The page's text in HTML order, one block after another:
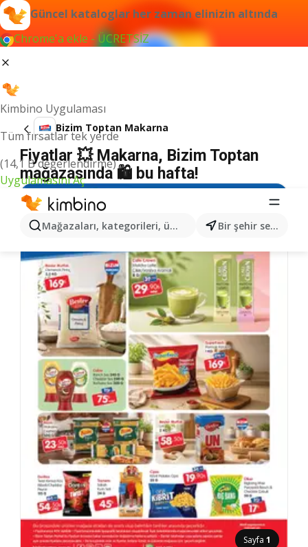
Güncel kataloglar her zaman elinizin altında
Chrome'a ekle - ÜCRETSİZ
Kimbino Uygulaması
Tüm fırsatlar tek yerde
(14,1 B değerlendirme)
Uygulamasını Aç
Mağazaları, kategorileri, ürünleri arayın... Bir şehir seçin
Bizim Toptan Makarna
Fiyatlar 💥 Makarna, Bizim Toptan
mağazasında 🛍️ bu hafta!
Sayfa 1